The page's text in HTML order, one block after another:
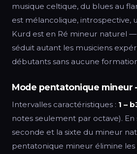
musique celtique, du blues au
est mélancolique, introspective,
Kurd est en Ré mineur naturel
séduit autant les musiciens
débutants sans aucune
Mode pentatonique mineur
Intervalles caractéristiques : 1 –
notes seulement par octave).
seconde et la sixte du mineur
pentatonique mineur élimine les